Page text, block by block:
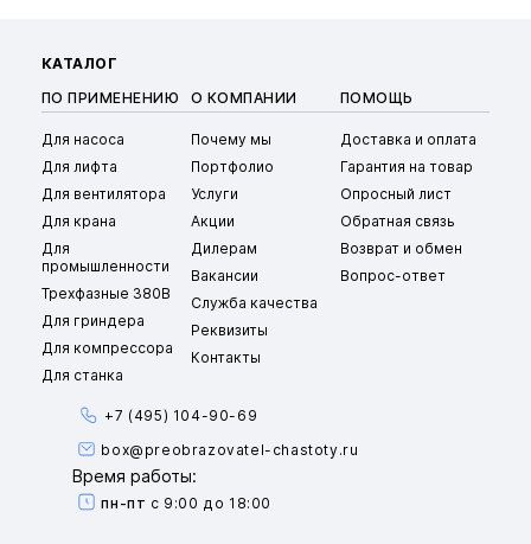
КАТАЛОГ
ПО ПРИМЕНЕНИЮ
Для насоса
Для лифта
Для вентилятора
Для крана
Для
промышленности
Трехфазные 380В
Для гриндера
Для компрессора
Для станка
О КОМПАНИИ
Почему мы
Портфолио
Услуги
Акции
Дилерам
Вакансии
Служба качества
Реквизиты
Контакты
ПОМОЩЬ
Доставка и оплата
Гарантия на товар
Опросный лист
Обратная связь
Возврат и обмен
Вопрос-ответ
+7 (495) 104-90-69
box@preobrazovatel-chastoty.ru
Время работы:
пн-пт с 9:00 до 18:00